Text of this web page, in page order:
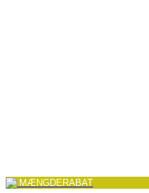
MÆNGDERABAT